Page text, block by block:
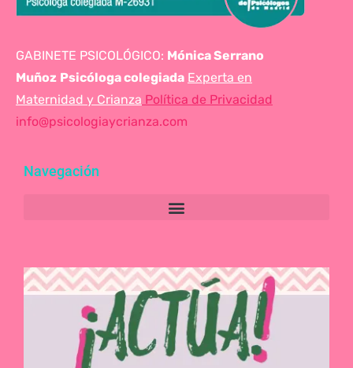
GABINETE PSICOLÓGICO: Mónica Serrano
Muñoz Psicóloga colegiada Experta en
Maternidad y Crianza Política de Privacidad
info@psicologiaycrianza.com
Navegación